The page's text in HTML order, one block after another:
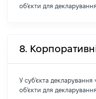
об'єкти для
8.
У суб'єкта декларування
об'єкти для